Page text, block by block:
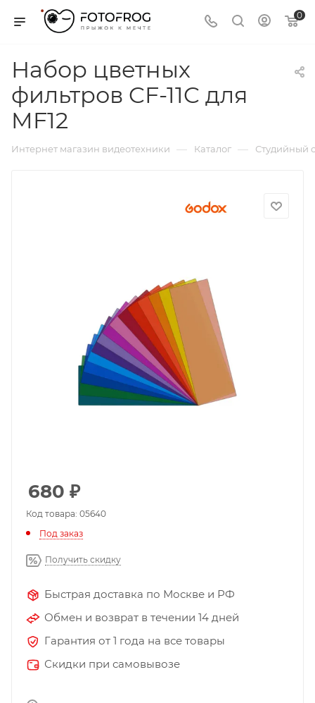
0
Набор цветных
фильтров CF-11C для
MF12
Интернет магазин видеотехники — Каталог — Студийный
680 ₽
Код товара: 05640
Под заказ
Получить скидку
Быстрая доставка по Москве и РФ
Обмен и возврат в течении 14 дней
Гарантия от 1 года на все товары
Скидки при самовывозе